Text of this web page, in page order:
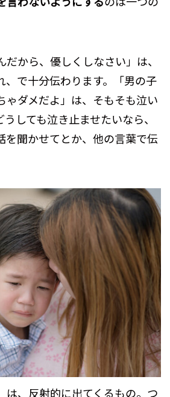
から、優しくしなさい」は、
、で十分伝わります。「男の子
ゃダメだよ」は、そもそも泣い
しても泣き止ませたいなら、
を聞かせてとか、他の言葉で伝
は、反射的に出てくるもの。つ